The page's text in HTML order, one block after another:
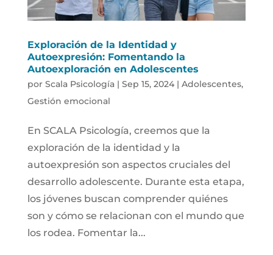
Exploración de la Identidad y
Autoexpresión: Fomentando la
Autoexploración en Adolescentes
por Scala Psicología| Sep 15, 2024| Adolescentes,
Gestión emocional
En SCALA Psicología, creemos que la
exploración de la identidad y la
autoexpresión son aspectos cruciales del
desarrollo adolescente. Durante esta etapa,
los jóvenes buscan comprender quiénes
son y cómo se relacionan con el mundo que
los rodea. Fomentar la...